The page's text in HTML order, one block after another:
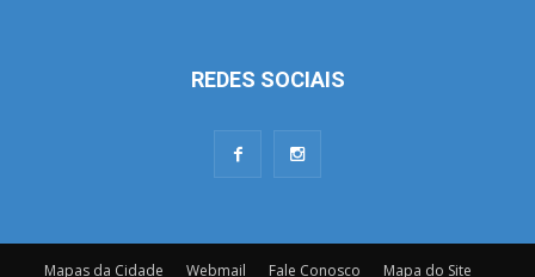
REDES SOCIAIS
Mapas da Cidade Webmail Fale Conosco Mapa do Site